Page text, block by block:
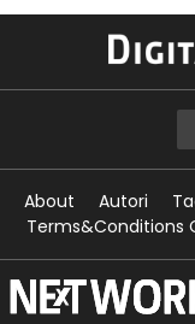
About Autori
Terms&Conditions